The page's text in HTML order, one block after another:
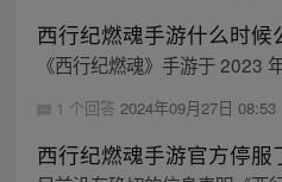
西行纪燃魂手游什么时候
《西行纪燃魂》手游于 2023
1 个回答 2024年09月27日 08:53
西行纪燃魂手游官方停服